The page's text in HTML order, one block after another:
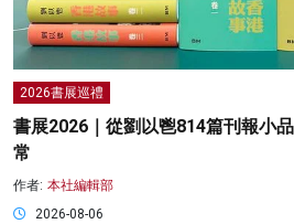
2026書展巡禮
書展2026｜從劉以鬯814篇刊報小
常
作者: 本社編輯部
2026-08-06